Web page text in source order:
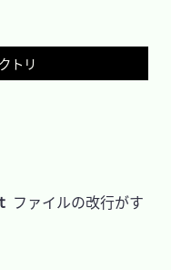
ファイルの改行がす